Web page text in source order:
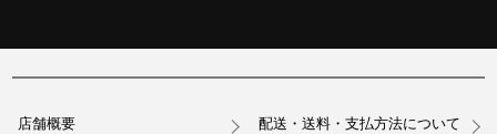
店舗概要 配送・送料・支払方法について